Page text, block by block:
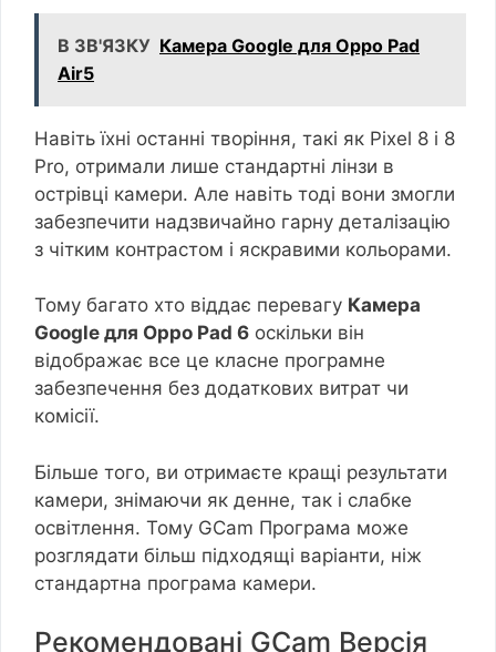
В ЗВ'ЯЗКУ Камера Google для Oppo Pad
Air5
Навіть їхні останні творіння, такі як Pixel 8 і 8
Pro, отримали лише стандартні лінзи в
острівці камери. Але навіть тоді вони змогли
забезпечити надзвичайно гарну деталізацію
з чітким контрастом і яскравими кольорами.
Тому багато хто віддає перевагу Камера
Google для Oppo Pad 6 оскільки він
відображає все це класне програмне
забезпечення без додаткових витрат чи
комісії.
Більше того, ви отримаєте кращі результати
камери, знімаючи як денне, так і слабке
освітлення. Тому GCam Програма може
розглядати більш підходящі варіанти, ніж
стандартна програма камери.
Рекомендовані GCam Версія